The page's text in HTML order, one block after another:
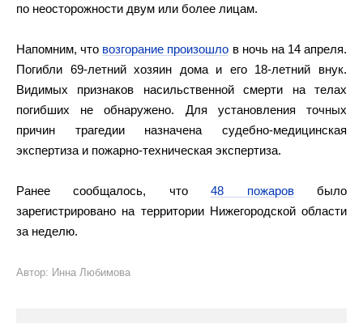
по неосторожности двум или более лицам.
Напомним, что возгорание произошло в ночь на 14 апреля.
Погибли 69-летний хозяин дома и его 18-летний внук.
Видимых признаков насильственной смерти на телах
погибших не обнаружено. Для установления точных
причин трагедии назначена судебно-медицинская
экспертиза и пожарно-техническая экспертиза.
Ранее сообщалось, что48 пожаровбыло
зарегистрировано на территории Нижегородской области
за неделю.
Автор: Инна Любимова